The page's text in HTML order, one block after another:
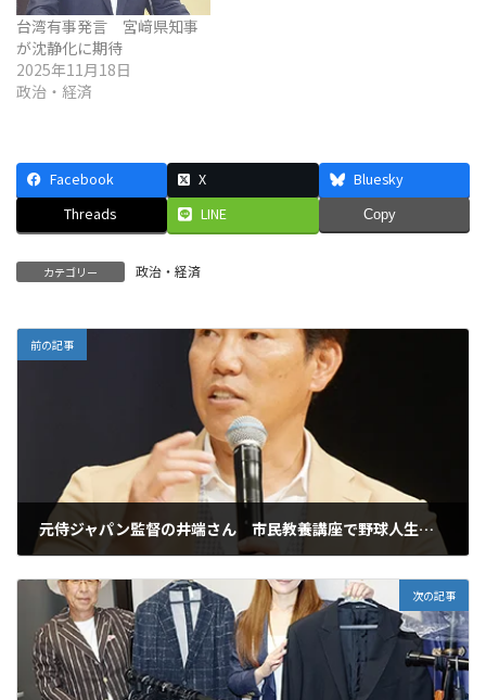
台湾有事発言 宮﨑県知事
が沈静化に期待
2025年11月18日
政治・経済
Facebook X
Bluesky
Threads
LINE Copy
カテゴリー 政治・経済
前の記事
元侍ジャパン監督の井端さん 市民教養講座で野球人生語る
次の記事